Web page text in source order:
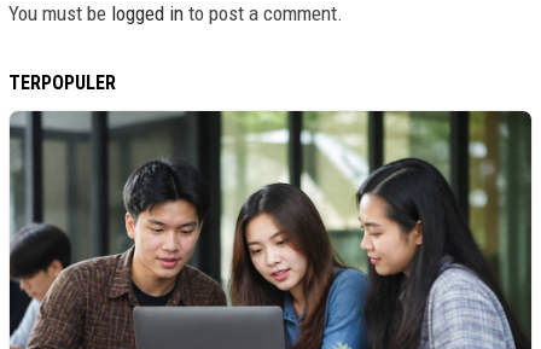
You must be logged in to post a comment.
TERPOPULER